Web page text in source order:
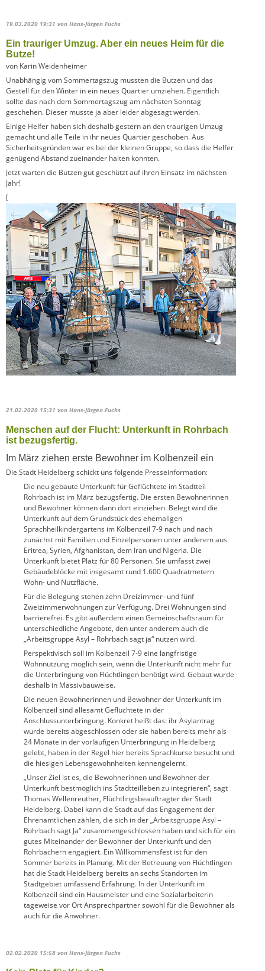
19.03.2020 19:31 von Hans-Jürgen Fuchs
Ein trauriger Umzug. Aber ein neues Heim für die
Butze!
von Karin Weidenheimer
Unabhängig vom Sommertagszug mussten die Butzen und das
Gestell für den Winter in ein neues Quartier umziehen. Eigentlich
sollte das nach dem Sommertagszug am nächsten Sonntag
geschehen. Dieser musste ja aber leider abgesagt werden.
Einige Helfer haben sich deshalb gestern an den traurigen Umzug
gemacht und alle Teile in ihr neues Quartier geschoben. Aus
Sicherheitsgründen war es bei der kleinen Gruppe, so dass die Helfer
genügend Abstand zueinander halten konnten.
Jetzt warten die Butzen gut geschützt auf ihren Einsatz im nächsten
Jahr!
[
21.02.2020 15:31 von Hans-Jürgen Fuchs
Menschen auf der Flucht: Unterkunft in Rohrbach
ist bezugsfertig.
Im März ziehen erste Bewohner im Kolbenzeil ein
Die Stadt Heidelberg schickt uns folgende Presseinformation:
Die neu gebaute Unterkunft für Geflüchtete im Stadtteil
Rohrbach ist im März bezugsfertig. Die ersten Bewohnerinnen
und Bewohner können dann dort einziehen. Belegt wird die
Unterkunft auf dem Grundstück des ehemaligen
Sprachheilkindergartens im Kolbenzeil 7-9 nach und nach
zunächst mit Familien und Einzelpersonen unter anderem aus
Eritrea, Syrien, Afghanistan, dem Iran und Nigeria. Die
Unterkunft bietet Platz für 80 Personen. Sie umfasst zwei
Gebäudeblöcke mit insgesamt rund 1.600 Quadratmetern
Wohn- und Nutzfläche.
Für die Belegung stehen zehn Dreizimmer- und fünf
Zweizimmerwohnungen zur Verfügung. Drei Wohnungen sind
barrierefrei. Es gibt außerdem einen Gemeinschaftsraum für
unterschiedliche Angebote, den unter anderem auch die
„Arbeitsgruppe Asyl – Rohrbach sagt ja“ nutzen wird.
Perspektivisch soll im Kolbenzeil 7-9 eine langfristige
Wohnnutzung möglich sein, wenn die Unterkunft nicht mehr für
die Unterbringung von Flüchtlingen benötigt wird. Gebaut wurde
deshalb in Massivbauweise.
Die neuen Bewohnerinnen und Bewohner der Unterkunft im
Kolbenzeil sind allesamt Geflüchtete in der
Anschlussunterbringung. Konkret heißt das: ihr Asylantrag
wurde bereits abgeschlossen oder sie haben bereits mehr als
24 Monate in der vorläufigen Unterbringung in Heidelberg
gelebt, haben in der Regel hier bereits Sprachkurse besucht und
die hiesigen Lebensgewohnheiten kennengelernt.
„Unser Ziel ist es, die Bewohnerinnen und Bewohner der
Unterkunft bestmöglich ins Stadtteilleben zu integrieren“, sagt
Thomas Wellenreuther, Flüchtlingsbeauftragter der Stadt
Heidelberg. Dabei kann die Stadt auf das Engagement der
Ehrenamtlichen zählen, die sich in der „Arbeitsgruppe Asyl –
Rohrbach sagt Ja“ zusammengeschlossen haben und sich für ein
gutes Miteinander der Bewohner der Unterkunft und den
Rohrbachern engagiert. Ein Willkommensfest ist für den
Sommer bereits in Planung. Mit der Betreuung von Flüchtlingen
hat die Stadt Heidelberg bereits an sechs Standorten im
Stadtgebiet umfassend Erfahrung. In der Unterkunft im
Kolbenzeil sind ein Hausmeister und eine Sozialarbeiterin
tageweise vor Ort Ansprechpartner sowohl für die Bewohner als
auch für die Anwohner.
02.02.2020 15:58 von Hans-Jürgen Fuchs